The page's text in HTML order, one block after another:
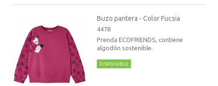
Buzo pantera - Color Fucsia
4478
Prenda ECOFRIENDS, contiene
algodón sostenible.
DISPONIBLE